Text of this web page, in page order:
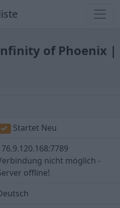
of Phoenix |
Startet Neu
nicht möglich -
offline!